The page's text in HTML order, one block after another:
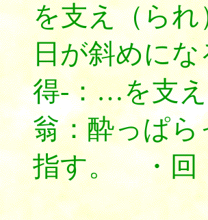
を支え（ら
日が斜めに
得-：…を支
翁：酔っぱ
指す。 ・回